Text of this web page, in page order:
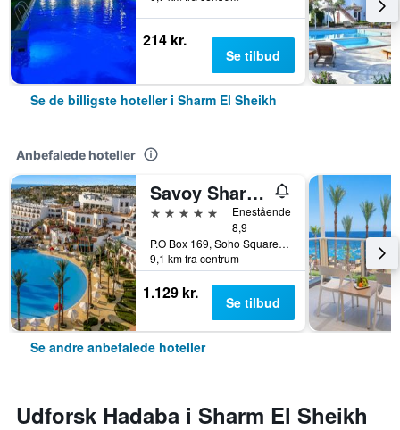
214 kr.
Se tilbud
Se de billigste hoteller i Sharm El Sheikh
Anbefalede hoteller
Savoy Sharm El Sheikh
5 stjerner
Enestående
8,9
P.O Box 169, Soho Square, Sharm El Sheikh, Egypten
9,1 km fra centrum
1.129 kr. Se tilbud
Se andre anbefalede hoteller
Udforsk Hadaba i Sharm El Sheikh